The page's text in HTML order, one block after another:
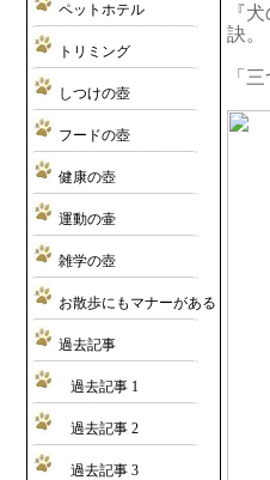
ペットホテル
トリミング
しつけの壺
フードの壺
健康の壺
運動の壷
雑学の壺
お散歩にもマナーがある
過去記事
過去記事 1
過去記事 2
過去記事 3
『
訣。
「